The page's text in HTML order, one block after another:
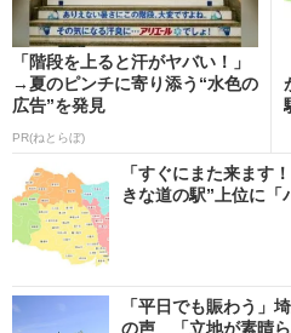
「階段を上ると汗がヤバい！」
→夏のピンチに寄り添う“水色の
広告”を発見
PR(ねとらぼ)
「すぐにまた来ま
きな道の駅”上位に「
「平日でも賑わう」
の声 「立地が素晴